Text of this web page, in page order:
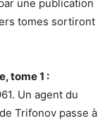
une publication
tomes sortiront
tome 1 :
Un agent du
Trifonov passe à